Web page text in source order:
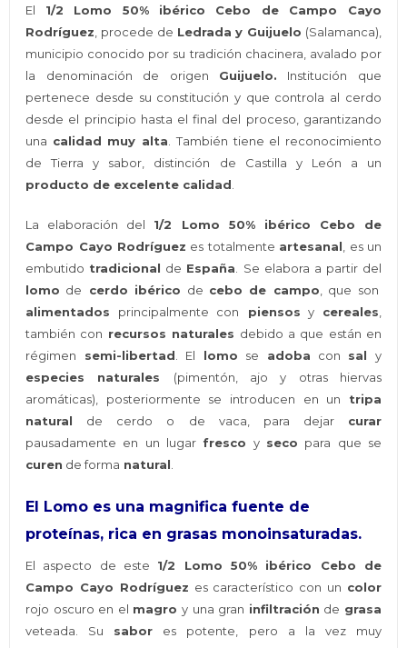
El 1/2 Lomo 50% ibérico Cebo de Campo Cayo
Rodríguez, procede de Ledrada y Guijuelo (Salamanca),
municipio conocido por su tradición chacinera, avalado por
la denominación de origen Guijuelo. Institución que
pertenece desde su constitución y que controla al cerdo
desde el principio hasta el final del proceso, garantizando
una calidad muy alta. También tiene el reconocimiento
de Tierra y sabor, distinción de Castilla y León a un
producto de excelente calidad.
La elaboración del 1/2 Lomo 50% ibérico Cebo de
Campo Cayo Rodríguez es totalmente artesanal, es un
embutido tradicional de España. Se elabora a partir del
lomo de cerdo ibérico de cebo de campo, que son
alimentados principalmente con piensos y cereales,
también con recursos naturales debido a que están en
régimen semi-libertad. El lomo se adoba con sal y
especies naturales (pimentón, ajo y otras hiervas
aromáticas), posteriormente se introducen en un tripa
natural de cerdo o de vaca, para dejar curar
pausadamente en un lugar fresco y seco para que se
curen de forma natural.
El Lomo es una magnifica fuente de
proteínas, rica en grasas monoinsaturadas.
El aspecto de este 1/2 Lomo 50% ibérico Cebo de
Campo Cayo Rodríguez es característico con un color
rojo oscuro en el magro y una gran infiltración de grasa
veteada. Su sabor es potente, pero a la vez muy